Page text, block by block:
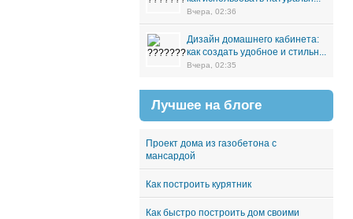
Вчера, 02:36
Дизайн домашнего кабинета:
как создать удобное и стильн...
Вчера, 02:35
Лучшее на блоге
Проект дома из газобетона с
мансардой
Как построить курятник
Как быстро построить дом своими